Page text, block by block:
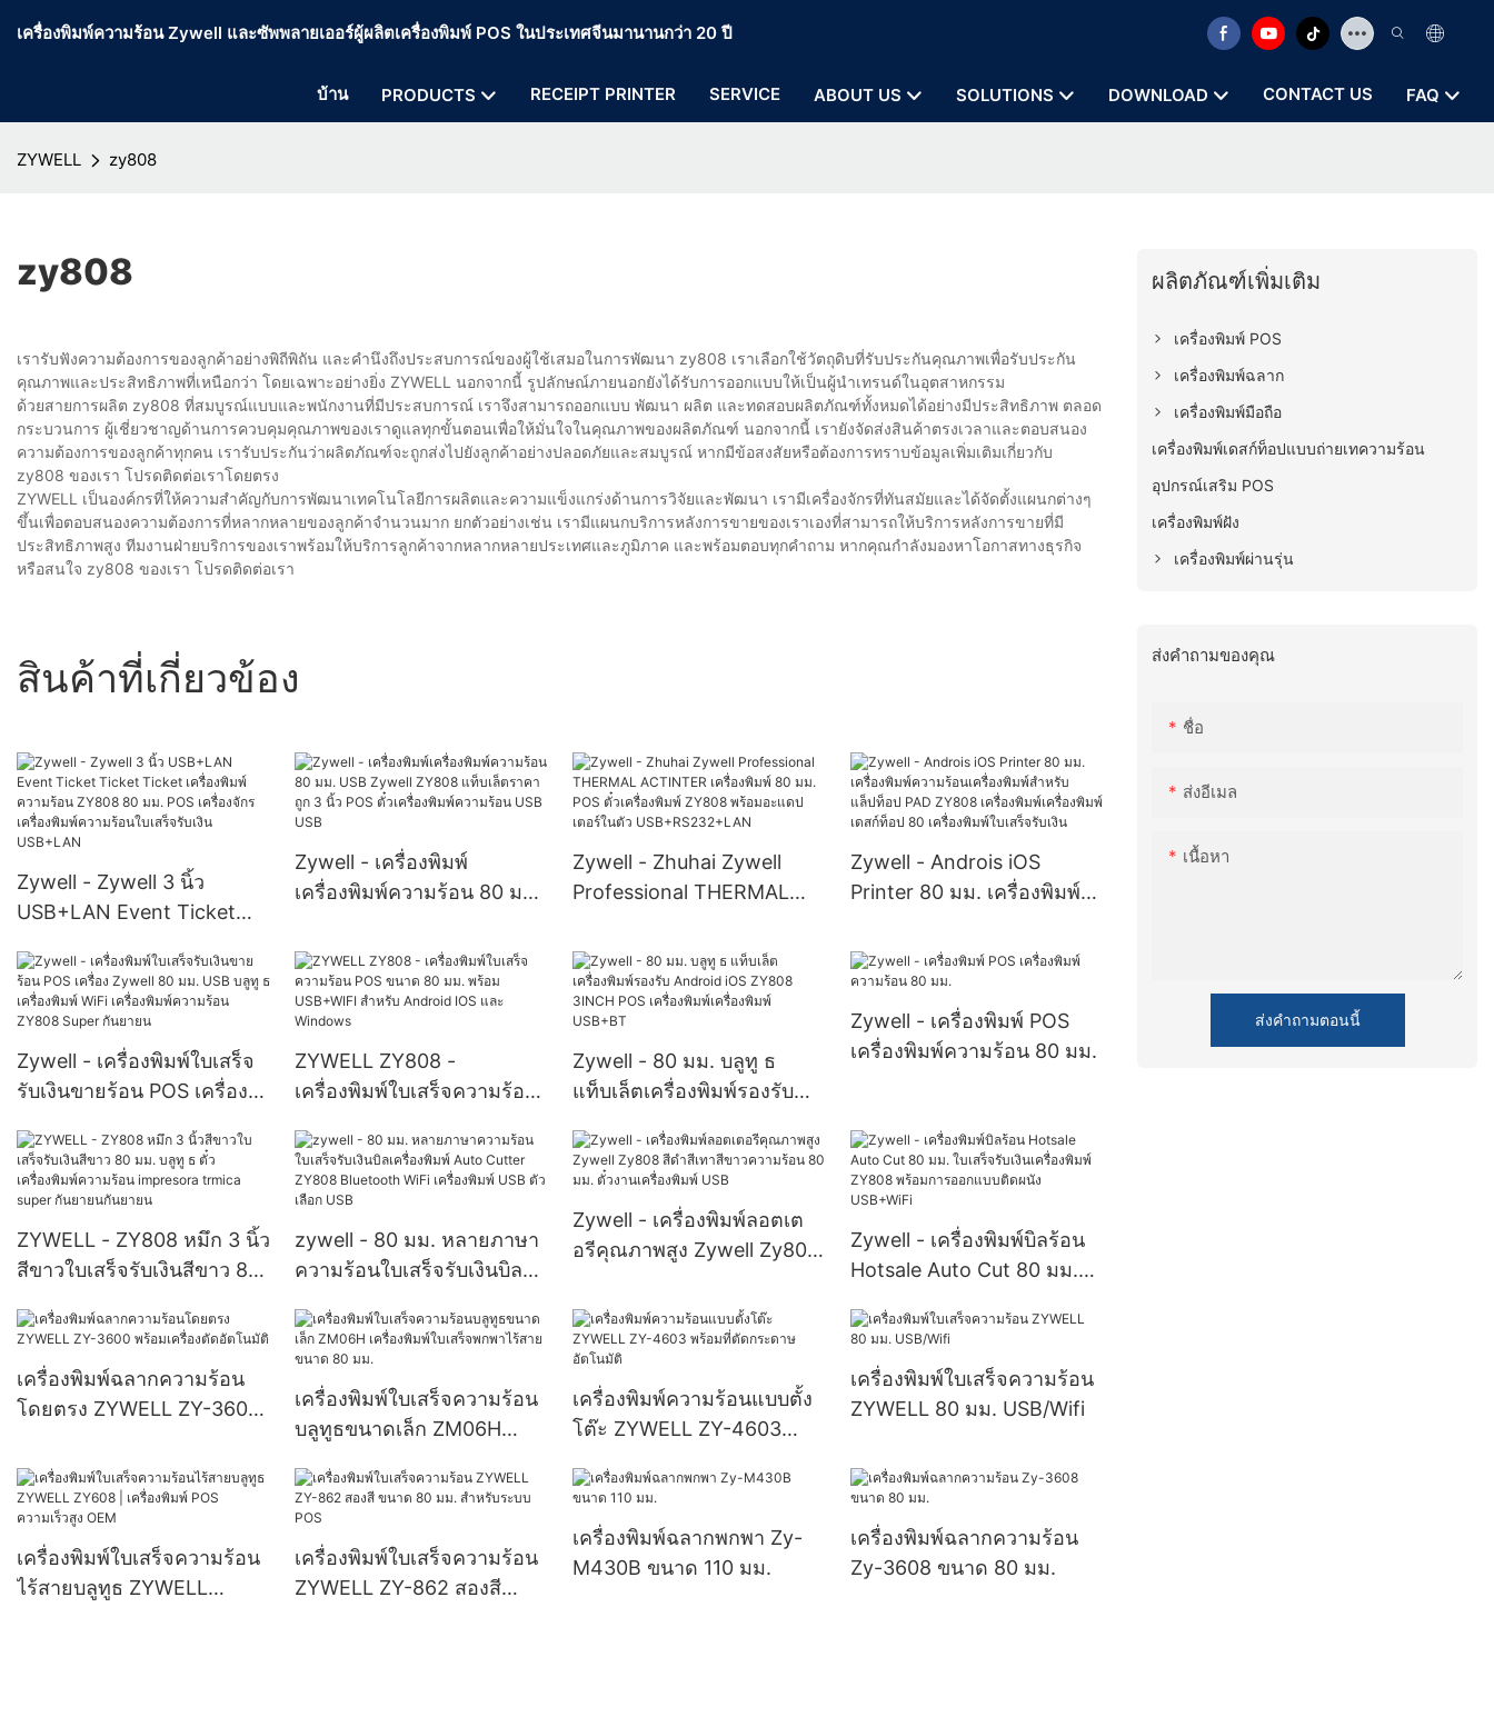
เครื่องพิมพ์ความร้อน Zywell และซัพพลายเออร์ผู้ผลิตเครื่องพิมพ์ POS ในประเทศจีนมานานกว่า 20 ปี
บ้าน PRODUCTS RECEIPT PRINTER SERVICE ABOUT US SOLUTIONS DOWNLOAD CONTACT US FAQ
ZYWELL zy808
zy808
เรารับฟังความต้องการของลูกค้าอย่างพิถีพิถัน และคำนึงถึงประสบการณ์ของผู้ใช้เสมอในการพัฒนา zy808 เราเลือกใช้วัตถุดิบที่รับประกันคุณภาพเพื่อรับประกัน
คุณภาพและประสิทธิภาพที่เหนือกว่า โดยเฉพาะอย่างยิ่ง ZYWELL นอกจากนี้ รูปลักษณ์ภายนอกยังได้รับการออกแบบให้เป็นผู้นำเทรนด์ในอุตสาหกรรม
ด้วยสายการผลิต zy808 ที่สมบูรณ์แบบและพนักงานที่มีประสบการณ์ เราจึงสามารถออกแบบ พัฒนา ผลิต และทดสอบผลิตภัณฑ์ทั้งหมดได้อย่างมีประสิทธิภาพ ตลอด
กระบวนการ ผู้เชี่ยวชาญด้านการควบคุมคุณภาพของเราดูแลทุกขั้นตอนเพื่อให้มั่นใจในคุณภาพของผลิตภัณฑ์ นอกจากนี้ เรายังจัดส่งสินค้าตรงเวลาและตอบสนอง
ความต้องการของลูกค้าทุกคน เรารับประกันว่าผลิตภัณฑ์จะถูกส่งไปยังลูกค้าอย่างปลอดภัยและสมบูรณ์ หากมีข้อสงสัยหรือต้องการทราบข้อมูลเพิ่มเติมเกี่ยวกับ
zy808 ของเรา โปรดติดต่อเราโดยตรง
ZYWELL เป็นองค์กรที่ให้ความสำคัญกับการพัฒนาเทคโนโลยีการผลิตและความแข็งแกร่งด้านการวิจัยและพัฒนา เรามีเครื่องจักรที่ทันสมัยและได้จัดตั้งแผนกต่างๆ
ขึ้นเพื่อตอบสนองความต้องการที่หลากหลายของลูกค้าจำนวนมาก ยกตัวอย่างเช่น เรามีแผนกบริการหลังการขายของเราเองที่สามารถให้บริการหลังการขายที่มี
ประสิทธิภาพสูง ทีมงานฝ่ายบริการของเราพร้อมให้บริการลูกค้าจากหลากหลายประเทศและภูมิภาค และพร้อมตอบทุกคำถาม หากคุณกำลังมองหาโอกาสทางธุรกิจ
หรือสนใจ zy808 ของเรา โปรดติดต่อเรา
สินค้าที่เกี่ยวข้อง
Zywell - Zywell 3 นิ้ว
USB+LAN Event Ticket
ความร้อน ZY808 80 มม.
POS เครื่องจักรเครื่องพิมพ์
ความร้อนใบเสร็จรับเงิน
USB+LAN
Zywell - เครื่องพิมพ์
เครื่องพิมพ์ความร้อน 80 มม.
ตราคาถูก 3 นิ้ว POS ตั๋ว
เครื่องพิมพ์ความร้อน USB
USB
Zywell - Zhuhai Zywell
Professional THERMAL
มม. POS ตั๋วเครื่องพิมพ์
ZY808 พร้อมอะแดปเตอร์ใน
ตัว USB+RS232+LAN
Zywell - Androis iOS
Printer 80 มม. เครื่องพิมพ์
แล็ปท็อป PAD ZY808
เครื่องพิมพ์เครื่องพิมพ์เด
สก์ท็อป 80 เครื่องพิมพ์ใบ
เสร็จรับเงิน
Zywell - เครื่องพิมพ์ใบเสร็จ
รับเงินขายร้อน POS เครื่อง
เครื่องพิมพ์ WiFi เครื่องพิมพ์
ความร้อน ZY808 Super
กันยายน
ZYWELL ZY808 -
เครื่องพิมพ์ใบเสร็จความร้อน
USB+WIFI สำหรับ Android
IOS และ Windows
Zywell - 80 มม. บลูทู ธ
แท็บเล็ตเครื่องพิมพ์รองรับ
POS เครื่องพิมพ์เครื่องพิมพ์
USB+BT
Zywell - เครื่องพิมพ์ POS
เครื่องพิมพ์ความร้อน 80 มม.
ZYWELL - ZY808 หมึก 3 นิ้ว
สีขาวใบเสร็จรับเงินสีขาว 80
ความร้อน impresora trmica
super กันยายนกันยายน
zywell - 80 มม. หลายภาษา
ความร้อนใบเสร็จรับเงินบิล
ZY808 Bluetooth WiFi
เครื่องพิมพ์ USB ตัวเลือก
USB
Zywell - เครื่องพิมพ์ลอตเต
อรีคุณภาพสูง Zywell Zy808
มม. ตั๋วงานเครื่องพิมพ์ USB
Zywell - เครื่องพิมพ์บิลร้อน
Hotsale Auto Cut 80 มม.
ZY808 พร้อมการออกแบบติด
ผนัง USB+WiFi
เครื่องพิมพ์ฉลากความร้อน
โดยตรง ZYWELL ZY-3600
เครื่องพิมพ์ใบเสร็จความร้อน
บลูทูธขนาดเล็ก ZM06H
สายขนาด 80 มม.
เครื่องพิมพ์ความร้อนแบบตั้ง
โต๊ะ ZYWELL ZY-4603
เครื่องพิมพ์ใบเสร็จความร้อน
ZYWELL 80 มม. USB/Wifi
เครื่องพิมพ์ใบเสร็จความร้อน
ไร้สายบลูทูธ ZYWELL
เครื่องพิมพ์ใบเสร็จความร้อน
ZYWELL ZY-862 สองสี
เครื่องพิมพ์ฉลากพกพา Zy-
M430B ขนาด 110 มม.
เครื่องพิมพ์ฉลากความร้อน
Zy-3608 ขนาด 80 มม.
ผลิตภัณฑ์เพิ่มเติม
เครื่องพิมพ์ POS
เครื่องพิมพ์ฉลาก
เครื่องพิมพ์มือถือ
เครื่องพิมพ์เดสก์ท็อปแบบถ่ายเทความร้อน
อุปกรณ์เสริม POS
เครื่องพิมพ์ฝัง
เครื่องพิมพ์ผ่านรุ่น
ส่งคำถามของคุณ
ชื่อ
ส่งอีเมล
เนื้อหา
ส่งคำถามตอนนี้